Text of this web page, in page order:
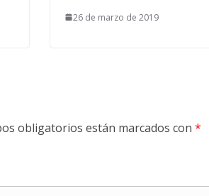
26 de marzo de 2019
obligatorios están marcados con *